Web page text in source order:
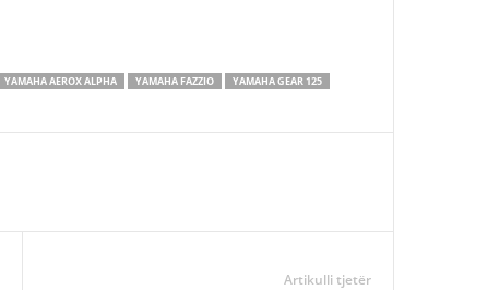
YAMAHA AEROX ALPHA YAMAHA FAZZIO
YAMAHA GEAR 125
Artikulli tjetër